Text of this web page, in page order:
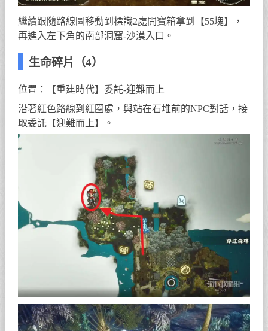
繼續跟隨路線圖移動到標識2處開寶箱拿到【55塊】，
再進入左下角的南部洞窟-沙漠入口。
生命碎片（4）
位置：【重建時代】委託-迎難而上
沿著紅色路線到紅圈處，與站在石堆前的NPC對話，接
取委託【迎難而上】。